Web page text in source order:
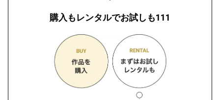
購入もレンタルでお試しも111